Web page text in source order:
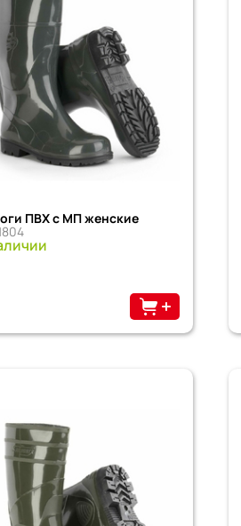
ПВХ с МП женские